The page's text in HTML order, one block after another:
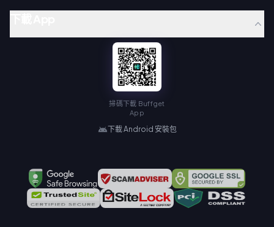
掃碼下載 Buffget
App
下載 Android 安裝包